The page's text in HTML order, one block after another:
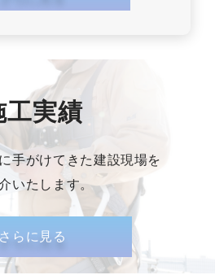
工実績
手がけてきた建設現場を
いたします。
さらに見る